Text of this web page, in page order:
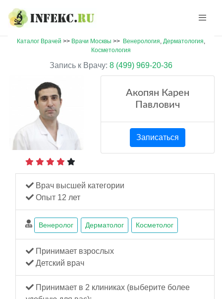
Каталог Врачей >> Врачи Москвы >> Венерология, Дерматология,
Косметология
Запись к Врачу: 8 (499) 969-20-36
Акопян Карен
Павлович
Записаться
Врач высшей категории
Опыт 12 лет
Венеролог Дерматолог Косметолог
Принимает взрослых
Детский врач
Принимает в 2 клиниках (выберите более